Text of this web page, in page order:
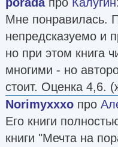
Мне понравилась.
непредсказуемо и
но при этом книга
многими - но
стоит. Оценка 4,6.
Norimyxxxo про
Его книги
книги "Мечта на